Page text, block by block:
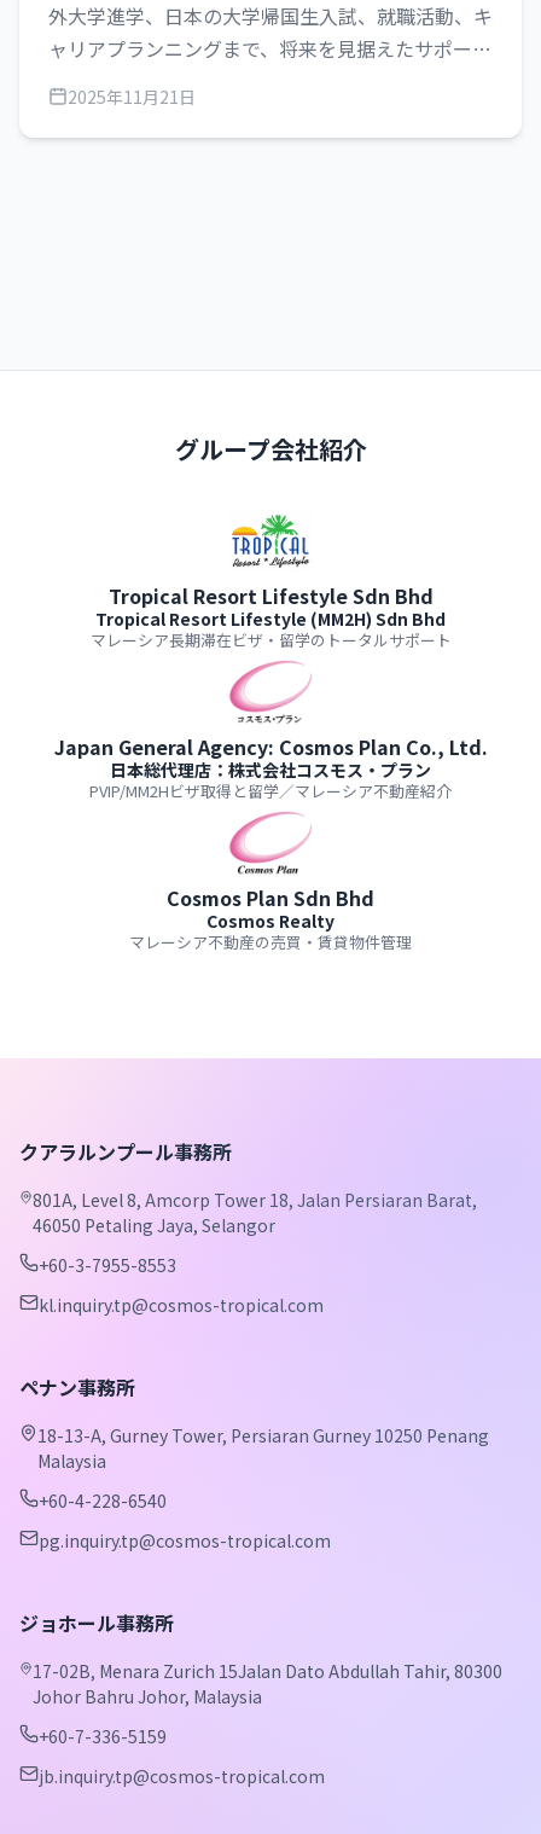
外大学進学、日本の大学帰国生入試、就職活動、キ
ャリアプランニングまで、将来を見据えたサポート
を提供します。
2025年11月21日
グループ会社紹介
Tropical Resort Lifestyle Sdn Bhd
Tropical Resort Lifestyle (MM2H) Sdn Bhd
マレーシア長期滞在ビザ・留学のトータルサポート
Japan General Agency: Cosmos Plan Co., Ltd.
日本総代理店：株式会社コスモス・プラン
PVIP/MM2Hビザ取得と留学／マレーシア不動産紹介
Cosmos Plan Sdn Bhd
Cosmos Realty
マレーシア不動産の売買・賃貸物件管理
クアラルンプール事務所
801A, Level 8, Amcorp Tower 18, Jalan Persiaran Barat,
46050 Petaling Jaya, Selangor
+60-3-7955-8553
kl.inquiry.tp@cosmos-tropical.com
ペナン事務所
18-13-A, Gurney Tower, Persiaran Gurney 10250 Penang
Malaysia
+60-4-228-6540
pg.inquiry.tp@cosmos-tropical.com
ジョホール事務所
17-02B, Menara Zurich 15Jalan Dato Abdullah Tahir, 80300
Johor Bahru Johor, Malaysia
+60-7-336-5159
jb.inquiry.tp@cosmos-tropical.com